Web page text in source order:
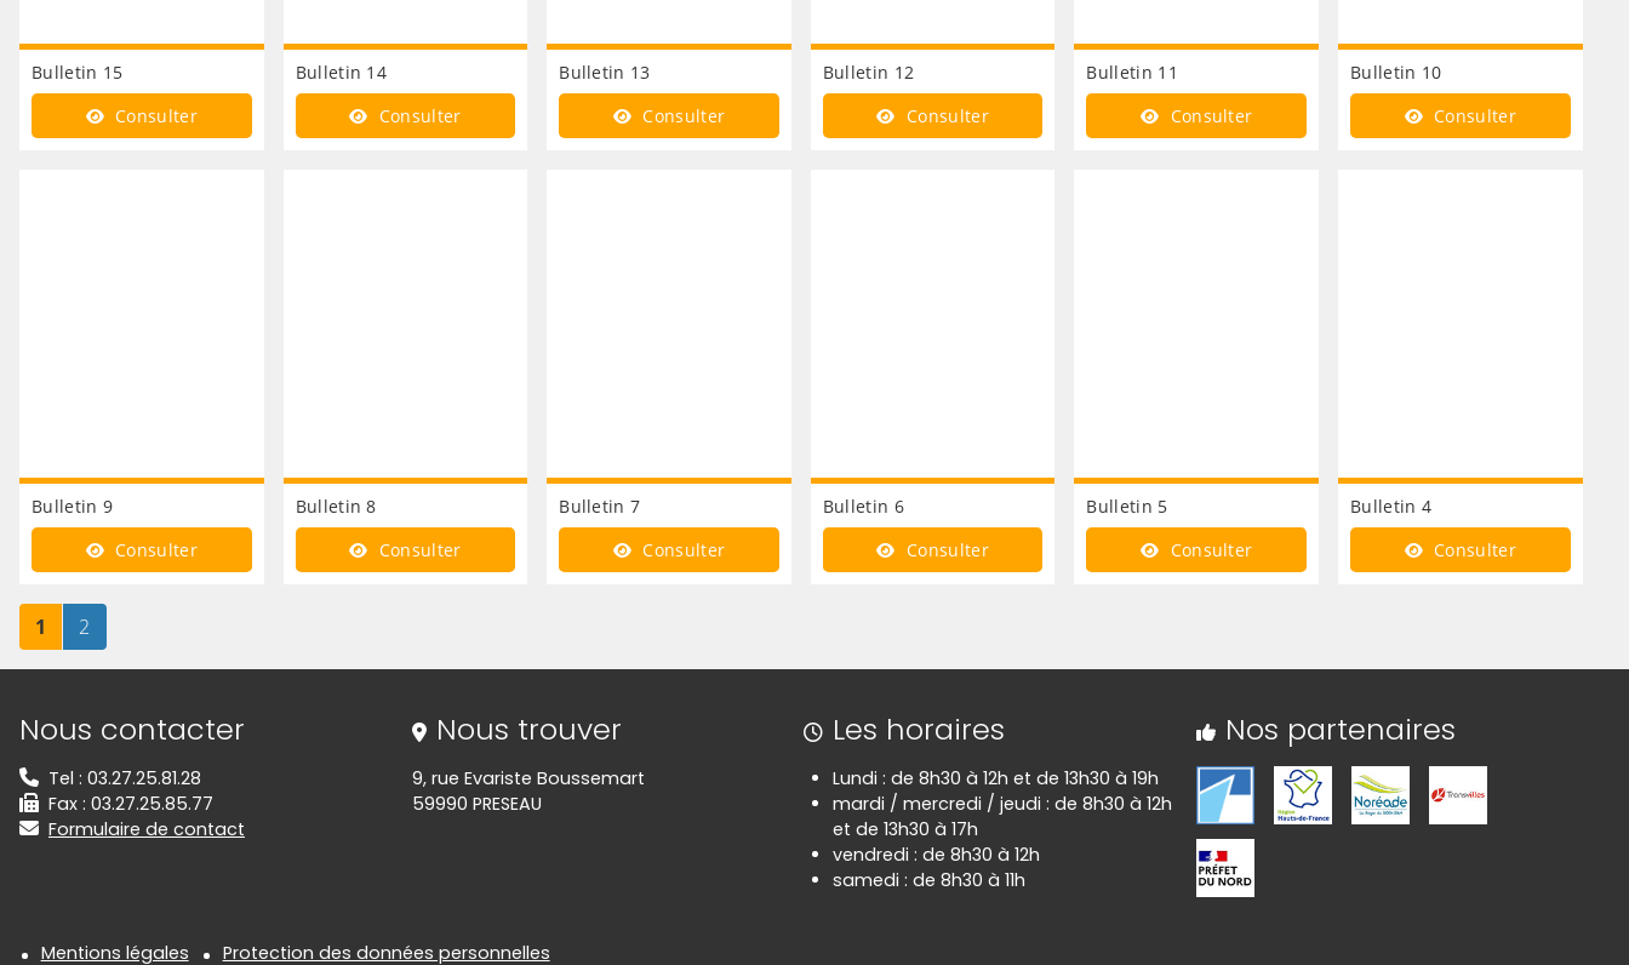
Bulletin 15
Consulter
Bulletin 14
Consulter
Bulletin 13
Consulter
Bulletin 12
Consulter
Bulletin 11
Consulter
Bulletin 10
Consulter
Bulletin 9
Consulter
Bulletin 8
Consulter
Bulletin 7
Consulter
Bulletin 6
Consulter
Bulletin 5
Consulter
Bulletin 4
Consulter
Page
1 sur 2Page
2
Informations de contact
Nous contacter
Tel : 03.27.25.81.28
Fax : 03.27.25.85.77
Formulaire de contact
Nous trouver
9, rue Evariste Boussemart
59990 PRESEAU
Les horaires
Lundi : de 8h30 à 12h et de 13h30 à 19h
mardi / mercredi / jeudi : de 8h30 à 12h
et de 13h30 à 17h
vendredi : de 8h30 à 12h
samedi : de 8h30 à 11h
Nos partenaires
Mentions légales Protection des données personnelles